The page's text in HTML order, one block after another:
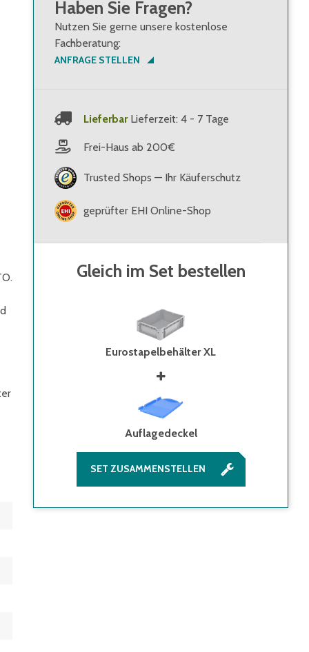
Haben Sie Fragen?
Nutzen Sie gerne unsere kostenlose
Fachberatung:
ANFRAGE STELLEN
Lieferbar Lieferzeit: 4 - 7 Tage
Frei-Haus ab 200€
Trusted Shops — Ihr Käuferschutz
geprüfter EHI Online-Shop
Gleich im Set bestellen
Eurostapelbehälter XL
Auflagedeckel
SET ZUSAMMENSTELLEN